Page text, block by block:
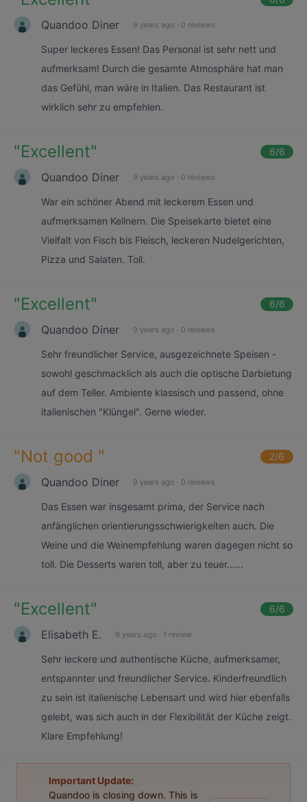
Quandoo Diner 9 years ago · 0 reviews
Super leckeres Essen! Das Personal ist sehr nett und
aufmerksam! Durch die gesamte Atmosphäre hat man
das Gefühl, man wäre in Italien. Das Restaurant ist
wirklich sehr zu empfehlen.
"Excellent" 6/6
Quandoo Diner 9 years ago · 0 reviews
War ein schöner Abend mit leckerem Essen und
aufmerksamen Kellnern. Die Speisekarte bietet eine
Vielfalt von Fisch bis Fleisch, leckeren Nudelgerichten,
Pizza und Salaten. Toll.
"Excellent" 6/6
Quandoo Diner 9 years ago · 0 reviews
Sehr freundlicher Service, ausgezeichnete Speisen -
sowohl geschmacklich als auch die optische Darbietung
auf dem Teller. Ambiente klassisch und passend, ohne
italienischen "Klüngel". Gerne wieder.
"Not good " 2/6
Quandoo Diner 9 years ago · 0 reviews
Das Essen war insgesamt prima, der Service nach
anfänglichen orientierungsschwierigkeiten auch. Die
Weine und die Weinempfehlung waren dagegen nicht so
toll. Die Desserts waren toll, aber zu teuer......
"Excellent" 6/6
Elisabeth E. 9 years ago · 1 review
Sehr leckere und authentische Küche, aufmerksamer,
entspannter und freundlicher Service. Kinderfreundlich
zu sein ist italienische Lebensart und wird hier ebenfalls
gelebt, was sich auch in der Flexibilität der Küche zeigt.
Klare Empfehlung!
Important Update:
Quandoo is closing down. This is